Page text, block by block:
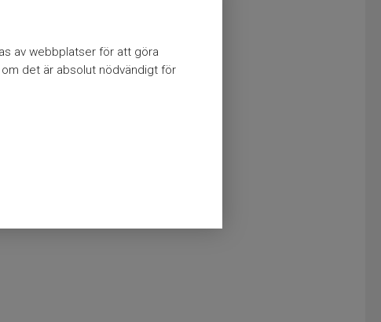
av webbplatser för att göra
det är absolut nödvändigt för